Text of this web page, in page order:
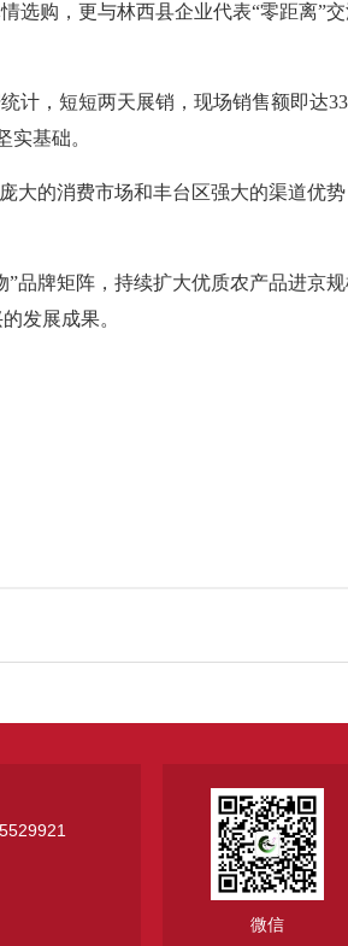
选购，更与林西县企业代表“零距离”
，短短两天展销，现场销售额即达
基础。
的消费市场和丰台区强大的渠道优
牌矩阵，持续扩大优质农产品进京
发展成果。
微信